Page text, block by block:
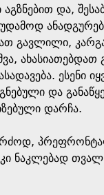
და,
გავლილი,
ესენი
და
დარჩა.
ნაკლებად